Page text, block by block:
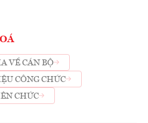
VỀ CÁN BỘ
CÔNG CHỨC
CHỨC